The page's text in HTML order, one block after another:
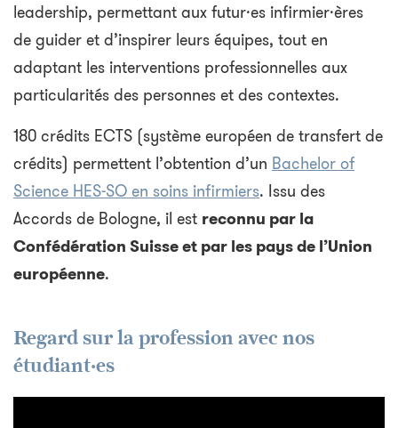
leadership, permettant aux futur·es infirmier·ères
de guider et d’inspirer leurs équipes, tout en
adaptant les interventions professionnelles aux
particularités des personnes et des contextes.
180 crédits ECTS (système européen de transfert de
crédits) permettent l’obtention d’un Bachelor of
Science HES-SO en soins infirmiers. Issu des
Accords de Bologne, il est reconnu par la
Confédération Suisse et par les pays de l’Union
européenne.
Regard sur la profession avec nos
étudiant·es